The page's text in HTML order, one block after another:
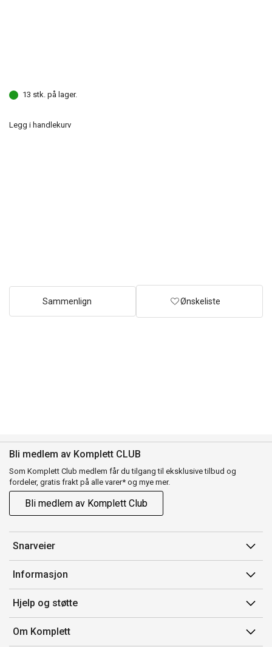
13 stk. på lager.
Legg i handlekurv
Sammenlign Ønskeliste
Bli medlem av Komplett CLUB
Som Komplett Club medlem får du tilgang til eksklusive tilbud og
fordeler, gratis frakt på alle varer* og mye mer.
Bli medlem av Komplett Club
Snarveier
Min side
Ordreoversikt
Flex
Komplett Club
Informasjon
Salgsbetingelser
Medlemsvilkår for Komplett Club
Merker/produsent
Hjelp og støtte
Kontakt oss
Om Komplett